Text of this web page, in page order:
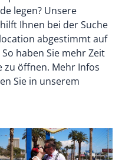
legen? Unsere
hilft Ihnen bei der Suche
abgestimmt auf
haben Sie mehr Zeit
zu öffnen. Mehr Infos
Sie in unserem